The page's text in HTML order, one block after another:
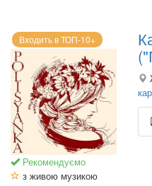
Входить в ТОП-10+
Рекомендуємо
з живою музикою